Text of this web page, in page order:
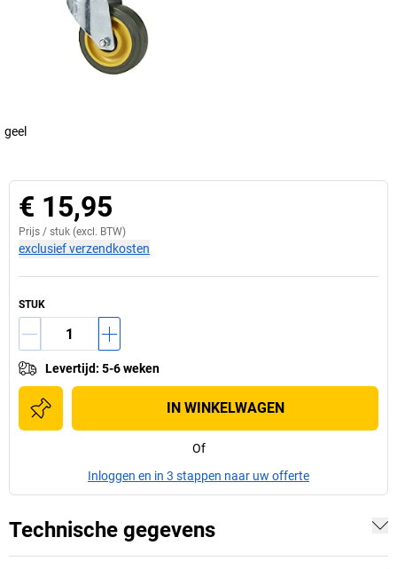
geel
€ 15,95
Prijs / stuk (excl. BTW)
exclusief verzendkosten
STUK
Levertijd: 5-6 weken
IN WINKELWAGEN
Of
Inloggen en in 3 stappen naar uw offerte
Technische gegevens